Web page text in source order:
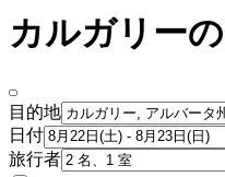
カルガリー
目的地
日付
旅行者